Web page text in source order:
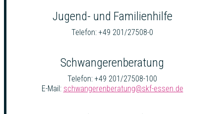
Jugend- und Familienhilfe
Telefon: +49 201/27508-0
Schwangerenberatung
Telefon: +49 201/27508-100
E-Mail: schwangerenberatung@skf-essen.de